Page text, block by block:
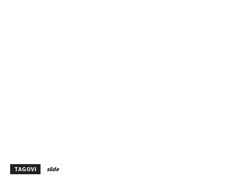
TAGOVI slide